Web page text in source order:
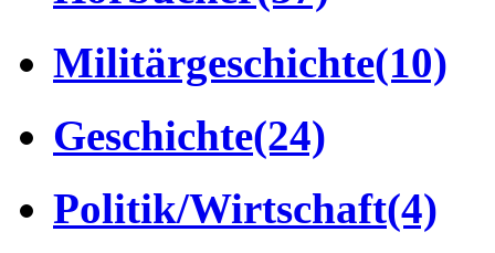
Militärgeschichte(10)
Geschichte(24)
Politik/Wirtschaft(4)